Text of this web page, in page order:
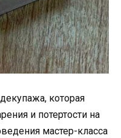
которая
и потертости на
мастер-класса